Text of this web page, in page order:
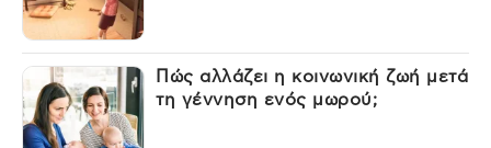
Πώς αλλάζει η κοινωνική ζωή μετά
τη γέννηση ενός μωρού;